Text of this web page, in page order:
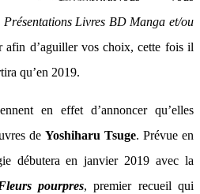
Présentations Livres BD Manga et/ou
d’aguiller vos choix, cette fois il
qu’en 2019.
en effet d’annoncer qu’elles
de Yoshiharu Tsuge. Prévue en
débutera en janvier 2019 avec la
pourpres, premier recueil qui